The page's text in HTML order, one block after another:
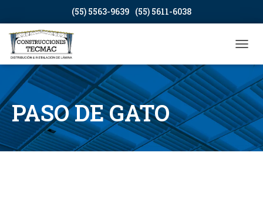
(55) 5563-9639 (55) 5611-6038
PASO DE GATO